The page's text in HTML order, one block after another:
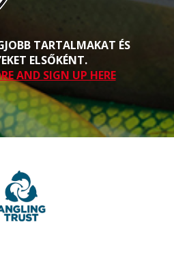
TARTALMAKAT ÉS
ELSŐKÉNT.
AND SIGN UP HERE